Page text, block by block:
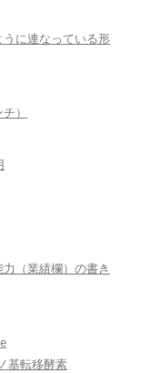
に連なっている形
）
（業績欄）の書き
基転移酵素